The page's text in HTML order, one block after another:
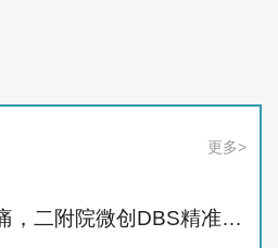
更多>
二附院微创DBS精准治顽疾